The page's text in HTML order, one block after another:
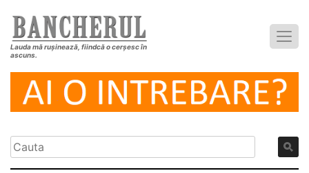
Lauda mă rușinează, fiindcă o cerșesc în
ascuns.